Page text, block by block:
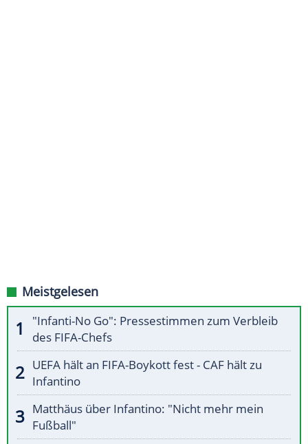
Meistgelesen
"Infanti-No Go": Pressestimmen zum Verbleib
des FIFA-Chefs
UEFA hält an FIFA-Boykott fest - CAF hält zu
Infantino
Matthäus über Infantino: "Nicht mehr mein
Fußball"